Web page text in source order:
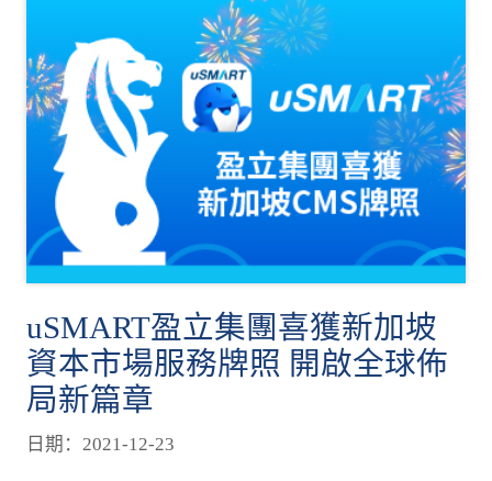
uSMART盈立集團喜獲新加坡
資本市場服務牌照 開啟全球佈
局新篇章
日期：2021-12-23